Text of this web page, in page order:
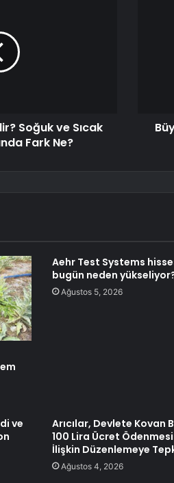
Soğuk ve Sıcak
Fark Ne?
Aehr Test Systems
bugün neden
Ağustos 5, 2026
ve
Arıcılar, Devlete Kovan
100 Lira Ücret
İlişkin Düzenlemeye
Ağustos 4, 2026